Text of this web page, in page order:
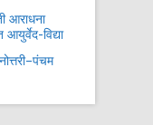
आराधना
विद्या